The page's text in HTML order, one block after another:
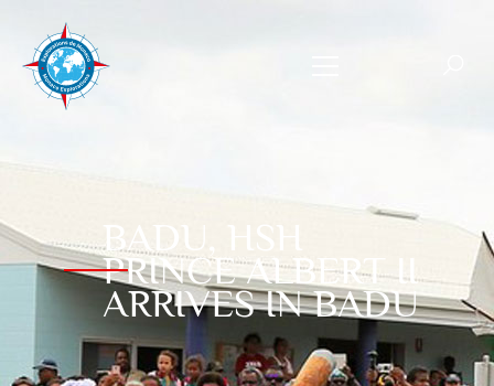
BADU, HSH
PRINCE ALBERT II
ARRIVES IN BADU